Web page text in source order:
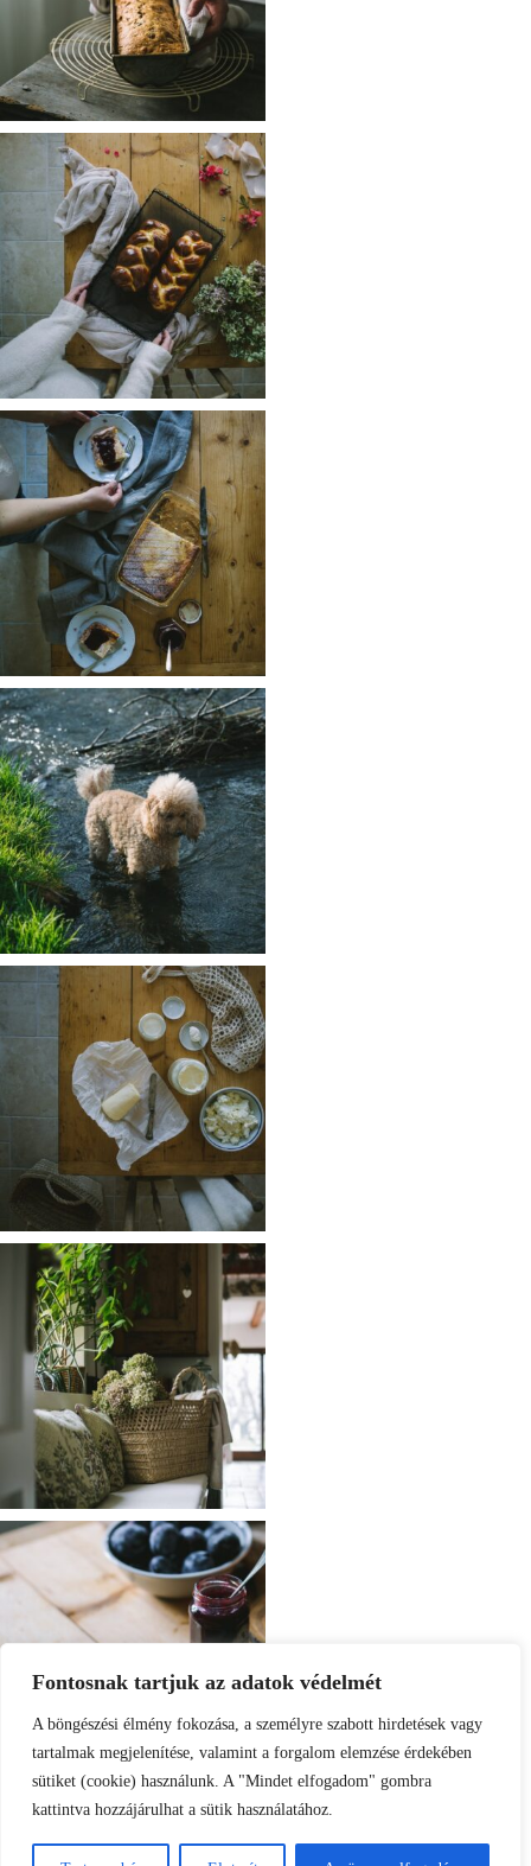
Fontosnak tartjuk az adatok védelmét
A böngészési élmény fokozása, a személyre szabott hirdetések vagy
tartalmak megjelenítése, valamint a forgalom elemzése érdekében
sütiket (cookie) használunk. A "Mindet elfogadom" gombra
kattintva hozzájárulhat a sütik használatához.